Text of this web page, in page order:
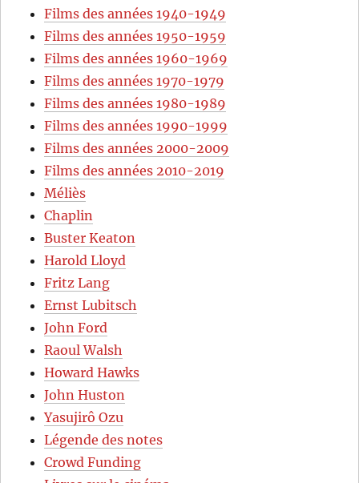
Films des années 1940-1949
Films des années 1950-1959
Films des années 1960-1969
Films des années 1970-1979
Films des années 1980-1989
Films des années 1990-1999
Films des années 2000-2009
Films des années 2010-2019
Méliès
Chaplin
Buster Keaton
Harold Lloyd
Fritz Lang
Ernst Lubitsch
John Ford
Raoul Walsh
Howard Hawks
John Huston
Yasujirô Ozu
Légende des notes
Crowd Funding